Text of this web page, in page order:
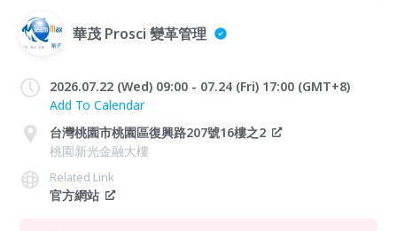
華茂 Prosci 變革管理
2026.07.22 (Wed) 09:00 - 07.24 (Fri) 17:00 (GMT+8)
Add To Calendar
台灣桃園市桃園區復興路207號16樓之2
桃園新光金融大樓
Related Link
官方網站